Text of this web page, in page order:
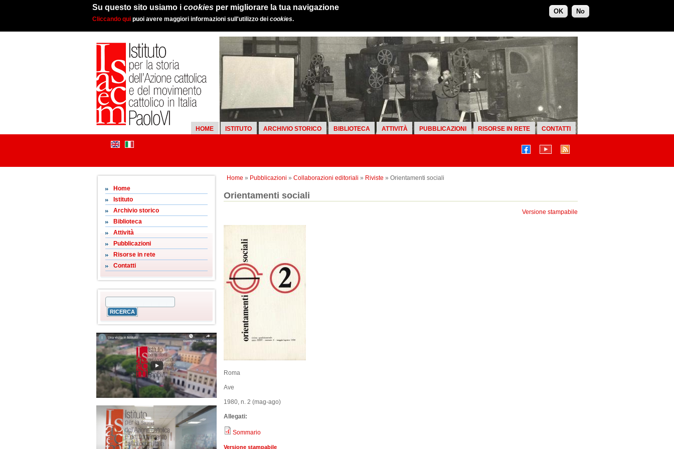
Su questo sito usiamo i cookies per migliorare la tua navigazione
Cliccando qui puoi avere maggiori informazioni sull'utilizzo dei cookies.
OK No
HOME ISTITUTO ARCHIVIO STORICO BIBLIOTECA ATTIVITÀ PUBBLICAZIONI RISORSE IN RETE CONTATTI
Home » Pubblicazioni » Collaborazioni editoriali » Riviste » Orientamenti sociali
Home
Istituto
Archivio storico
Biblioteca
Attività
Pubblicazioni
Risorse in rete
Contatti
Orientamenti sociali
Versione stampabile
Roma
Ave
1980, n. 2 (mag-ago)
Allegati:
Sommario
Versione stampabile